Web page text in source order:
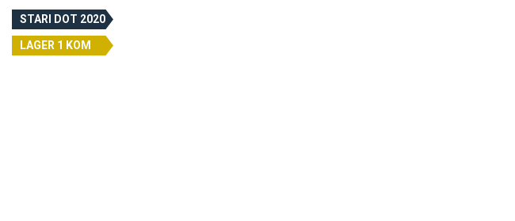
STARI DOT 2020
LAGER 1 KOM